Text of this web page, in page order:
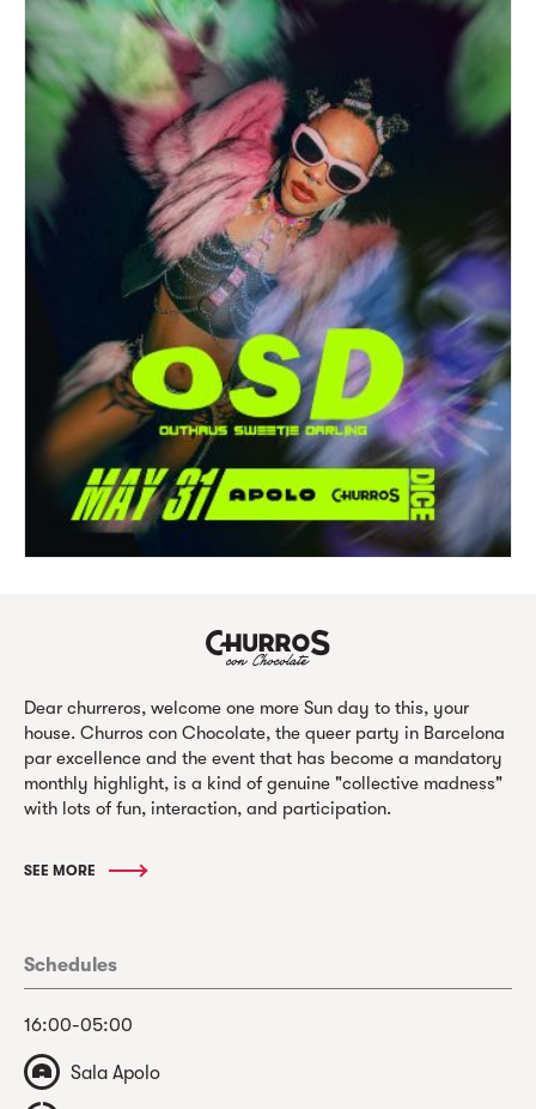
Dear churreros, welcome one more Sun day to this, your
house. Churros con Chocolate, the queer party in Barcelona
par excellence and the event that has become a mandatory
monthly highlight, is a kind of genuine "collective madness"
with lots of fun, interaction, and participation.
SEE MORE
Schedules
16:00-05:00
Sala Apolo